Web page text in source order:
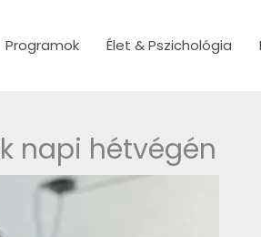
Programok Élet & Pszichológia
napi hétvégén